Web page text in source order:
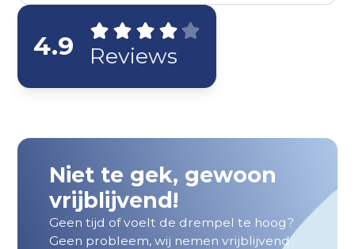
4.9 Reviews
Niet te gek, gewoon
vrijblijvend!
Geen tijd of voelt de drempel te hoog?
Geen probleem, wij nemen vrijblijvend